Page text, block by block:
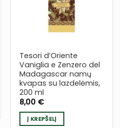
Tesori d’Oriente
Vaniglia e Zenzero del
Madagascar namų
kvapas su lazdelėmis,
200 ml
8,00 €
Į KREPŠELĮ